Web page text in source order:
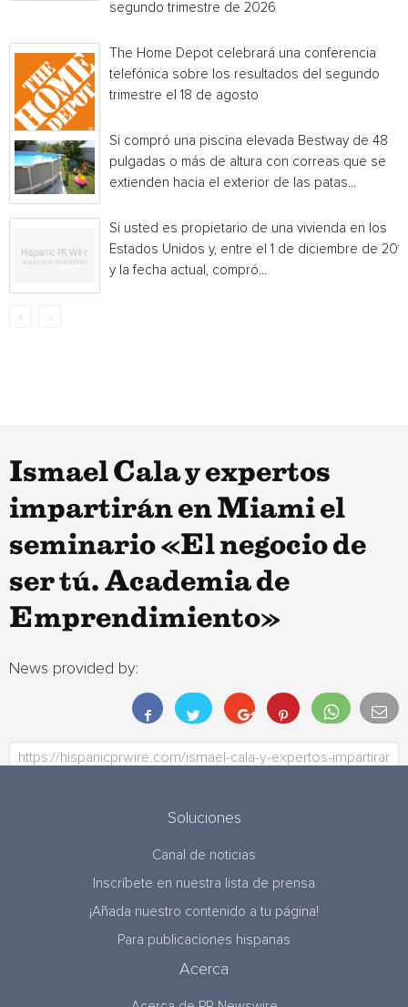
segundo trimestre de 2026
The Home Depot celebrará una conferencia
telefónica sobre los resultados del segundo
trimestre el 18 de agosto
Si compró una piscina elevada Bestway de 48
pulgadas o más de altura con correas que se
extienden hacia el exterior de las patas...
Si usted es propietario de una vivienda en los
Estados Unidos y, entre el 1 de diciembre de
y la fecha actual, compró...
Ismael Cala y expertos
impartirán en Miami el
seminario «El negocio de
ser tú. Academia de
Emprendimiento»
News provided by:
Soluciones
Canal de noticias
Inscríbete en nuestra lista de prensa
¡Añada nuestro contenido a tu página!
Para publicaciones hispanas
Acerca